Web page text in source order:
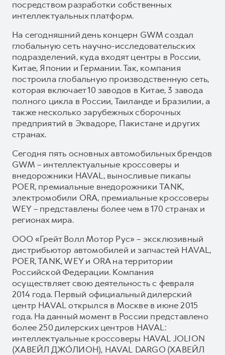
посредством разработки собственных
интеллектуальных платформ.
На сегодняшний день концерн GWM создал
глобальную сеть научно-исследовательских
подразделений, куда входят центры в России,
Китае, Японии и Германии. Так, компания
построила глобальную производственную сеть,
которая включает 10 заводов в Китае, 3 завода
полного цикла в России, Таиланде и Бразилии, а
также несколько зарубежных сборочных
предприятий в Эквадоре, Пакистане и других
странах.
Сегодня пять основных автомобильных брендов
GWM – интеллектуальные кроссоверы и
внедорожники HAVAL, выносливые пикапы
POER, премиальные внедорожники TANK,
электромобили ORA, премиальные кроссоверы
WEY – представлены более чем в 170 странах и
регионах мира.
ООО «Грейт Волл Мотор Рус» – эксклюзивный
дистрибьютор автомобилей и запчастей HAVAL,
POER, TANK, WEY и ORA на территории
Российской Федерации. Компания
осуществляет свою деятельность с февраля
2014 года. Первый официальный дилерский
центр HAVAL открылся в Москве в июне 2015
года. На данный момент в России представлено
более 250 дилерских центров HAVAL:
интеллектуальные кроссоверы HAVAL JOLION
(ХАВЕЙЛ ДЖО́ЛИОН), HAVAL DARGO (ХАВЕЙЛ